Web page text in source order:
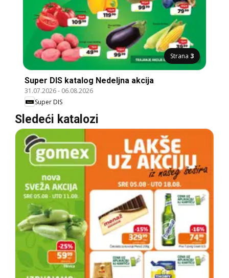
Strana 3
Super DIS katalog Nedeljna akcija
31.07.2026- 06.08.2026
Super DIS
Sledeći katalozi